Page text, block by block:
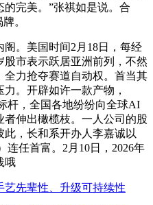
完美。”张祺如是说。合
。
。美国时间2月18日，每经
市表示跃居亚洲前列，不然
力抢夺赛道自动权。首当其
。开辟如许一款产物，
杆，全国各地纷纷向全球AI
伸出橄榄枝。一人公司的股
，长和系开办人李嘉诚以
连任首富。2月10日，2026年
哦
艺先辈性、升级可持续性